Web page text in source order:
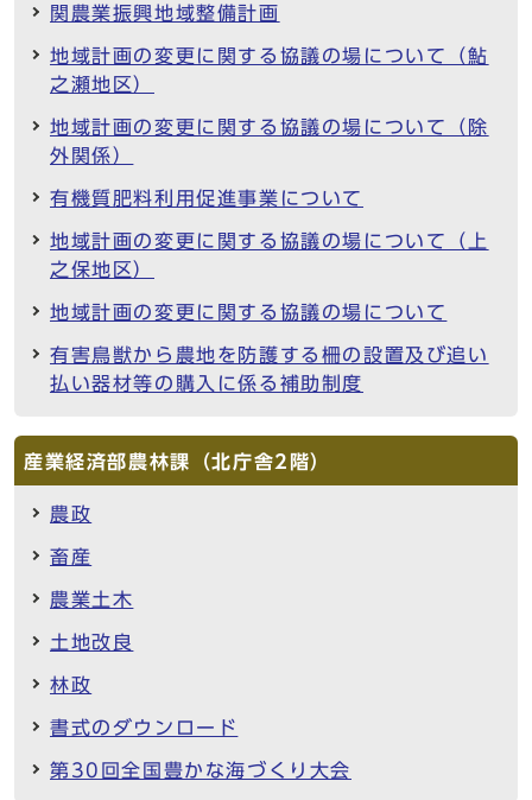
関農業振興地域整備計画
地域計画の変更に関する協議の場について（鮎
之瀬地区）
地域計画の変更に関する協議の場について（除
外関係）
有機質肥料利用促進事業について
地域計画の変更に関する協議の場について（上
之保地区）
地域計画の変更に関する協議の場について
有害鳥獣から農地を防護する柵の設置及び追い
払い器材等の購入に係る補助制度
産業経済部農林課（北庁舎2階）
農政
畜産
農業土木
土地改良
林政
書式のダウンロード
第30回全国豊かな海づくり大会